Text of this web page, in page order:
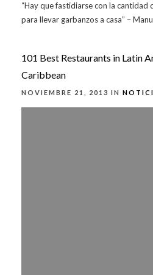
“Hay que fastidiarse con la cantidad
para llevar garbanzos a casa” –
101 Best Restaurants in Latin
Caribbean
NOVIEMBRE 21, 2013 IN